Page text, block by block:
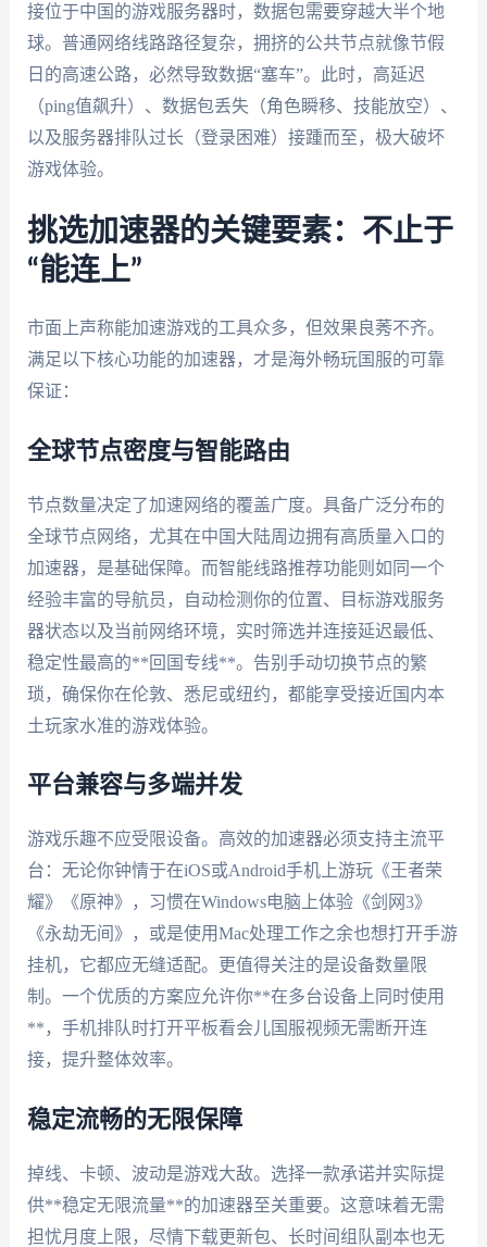
接位于中国的游戏服务器时，数据包需要穿越大半个地
球。普通网络线路路径复杂，拥挤的公共节点就像节假
日的高速公路，必然导致数据“塞车”。此时，高延迟
（ping值飙升）、数据包丢失（角色瞬移、技能放空）、
以及服务器排队过长（登录困难）接踵而至，极大破坏
游戏体验。
挑选加速器的关键要素：不止于
“能连上”
市面上声称能加速游戏的工具众多，但效果良莠不齐。
满足以下核心功能的加速器，才是海外畅玩国服的可靠
保证：
全球节点密度与智能路由
节点数量决定了加速网络的覆盖广度。具备广泛分布的
全球节点网络，尤其在中国大陆周边拥有高质量入口的
加速器，是基础保障。而智能线路推荐功能则如同一个
经验丰富的导航员，自动检测你的位置、目标游戏服务
器状态以及当前网络环境，实时筛选并连接延迟最低、
稳定性最高的**回国专线**。告别手动切换节点的繁
琐，确保你在伦敦、悉尼或纽约，都能享受接近国内本
土玩家水准的游戏体验。
平台兼容与多端并发
游戏乐趣不应受限设备。高效的加速器必须支持主流平
台：无论你钟情于在iOS或Android手机上游玩《王者荣
耀》《原神》，习惯在Windows电脑上体验《剑网3》
《永劫无间》，或是使用Mac处理工作之余也想打开手游
挂机，它都应无缝适配。更值得关注的是设备数量限
制。一个优质的方案应允许你**在多台设备上同时使用
**，手机排队时打开平板看会儿国服视频无需断开连
接，提升整体效率。
稳定流畅的无限保障
掉线、卡顿、波动是游戏大敌。选择一款承诺并实际提
供**稳定无限流量**的加速器至关重要。这意味着无需
担忧月度上限，尽情下载更新包、长时间组队副本也无